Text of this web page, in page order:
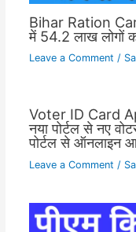
Bihar Ration
में 54.2 लाख लोगों
Leave a Comment /
Voter ID Card
नया पोर्टल से नए
पोर्टल से ऑनलाइन
Leave a Comment /